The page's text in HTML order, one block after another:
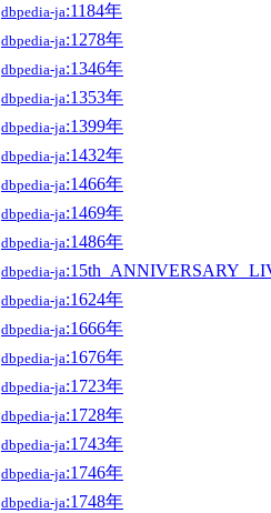
dbpedia-ja:1184年
dbpedia-ja:1278年
dbpedia-ja:1346年
dbpedia-ja:1353年
dbpedia-ja:1399年
dbpedia-ja:1432年
dbpedia-ja:1466年
dbpedia-ja:1469年
dbpedia-ja:1486年
dbpedia-ja
dbpedia-ja:1624年
dbpedia-ja:1666年
dbpedia-ja:1676年
dbpedia-ja:1723年
dbpedia-ja:1728年
dbpedia-ja:1743年
dbpedia-ja:1746年
dbpedia-ja:1748年